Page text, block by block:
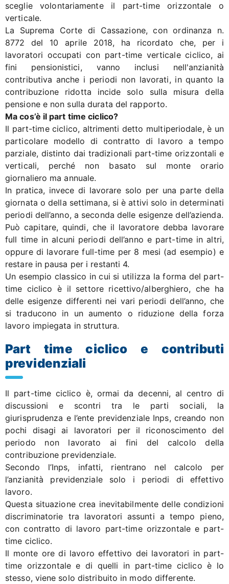
sceglie volontariamente il part-time orizzontale o
verticale.
La Suprema Corte di Cassazione, con ordinanza n.
8772 del 10 aprile 2018, ha ricordato che, per i
lavoratori occupati con part-time verticale ciclico, ai
fini pensionistici, vanno inclusi nell'anzianità
contributiva anche i periodi non lavorati, in quanto la
contribuzione ridotta incide solo sulla misura della
pensione e non sulla durata del rapporto.
Ma cos’è il part time ciclico?
Il part-time ciclico, altrimenti detto multiperiodale, è un
particolare modello di contratto di lavoro a tempo
parziale, distinto dai tradizionali part-time orizzontali e
verticali, perché non basato sul monte orario
giornaliero ma annuale.
In pratica, invece di lavorare solo per una parte della
giornata o della settimana, si è attivi solo in determinati
periodi dell’anno, a seconda delle esigenze dell’azienda.
Può capitare, quindi, che il lavoratore debba lavorare
full time in alcuni periodi dell’anno e part-time in altri,
oppure di lavorare full-time per 8 mesi (ad esempio) e
restare in pausa per i restanti 4.
Un esempio classico in cui si utilizza la forma del part-
time ciclico è il settore ricettivo/alberghiero, che ha
delle esigenze differenti nei vari periodi dell’anno, che
si traducono in un aumento o riduzione della forza
lavoro impiegata in struttura.
Part time ciclico e contributi
previdenziali
Il part-time ciclico è, ormai da decenni, al centro di
discussioni e scontri tra le parti sociali, la
giurisprudenza e l’ente previdenziale Inps, creando non
pochi disagi ai lavoratori per il riconoscimento del
periodo non lavorato ai fini del calcolo della
contribuzione previdenziale.
Secondo l’Inps, infatti, rientrano nel calcolo per
l’anzianità previdenziale solo i periodi di effettivo
lavoro.
Questa situazione crea inevitabilmente delle condizioni
discriminatorie tra lavoratori assunti a tempo pieno,
con contratto di lavoro part-time orizzontale e part-
time ciclico.
Il monte ore di lavoro effettivo dei lavoratori in part-
time orizzontale e di quelli in part-time ciclico è lo
stesso, viene solo distribuito in modo differente.